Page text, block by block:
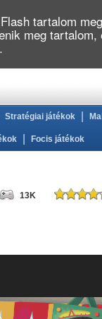
Stratégiai játékok
Focis játékok
13K
tartalom
meg